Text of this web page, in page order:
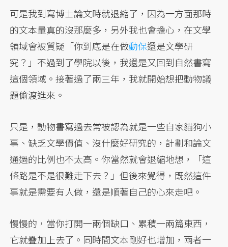
可是我到寫博士論文時就退縮了，因為一方面那時
的文本量真的沒那麼多，另外我也會擔心，在文學
領域會被質疑「你到底是在做動保還是文學研
究？」不過到了學院以後，我還是又回到自然書寫
這個領域。接著過了兩三年，我就開始想把動物議
題偷渡進來。
只是，動物書寫過去常被認為就是一些自家貓狗小
事、缺乏文學價值、沒什麼好研究的，計劃和論文
通過的比例也不太高。你當然就會退縮地想，「這
條路是不是很難走下去？」但後來覺得，既然這件
事就是需要有人做，還是順著自己的心來走吧。
慢慢的，當你打開一兩個缺口、累積一兩篇東西，
它就疊加上去了。同時間文本剛好也增加，兩者一